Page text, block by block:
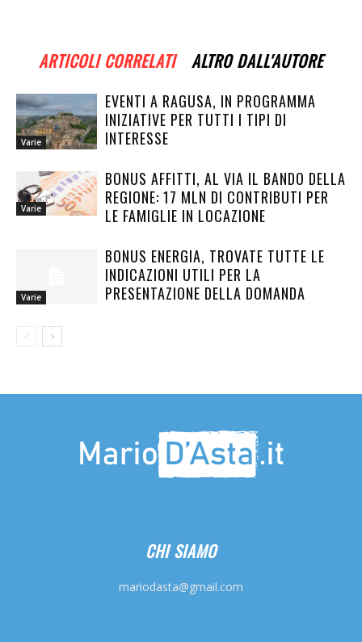
ARTICOLI CORRELATI ALTRO DALL'AUTORE
Varie
EVENTI A RAGUSA, IN PROGRAMMA
INIZIATIVE PER TUTTI I TIPI DI
INTERESSE
Varie
BONUS AFFITTI, AL VIA IL BANDO DELLA
REGIONE: 17 MLN DI CONTRIBUTI PER
LE FAMIGLIE IN LOCAZIONE
Varie
BONUS ENERGIA, TROVATE TUTTE LE
INDICAZIONI UTILI PER LA
PRESENTAZIONE DELLA DOMANDA
CHI SIAMO
mariodasta@gmail.com